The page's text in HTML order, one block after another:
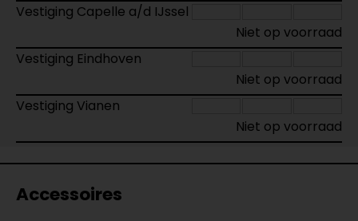
Vestiging Capelle a/d IJssel
Niet op voorraad
Vestiging Eindhoven
Niet op voorraad
Vestiging Vianen
Niet op voorraad
Accessoires